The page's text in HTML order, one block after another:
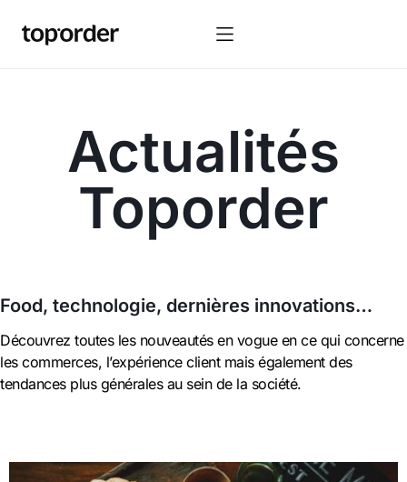
Actualités
Toporder
Food, technologie, dernières innovations…
Découvrez toutes les nouveautés en vogue en ce qui concerne
les commerces, l’expérience client mais également des
tendances plus générales au sein de la société.